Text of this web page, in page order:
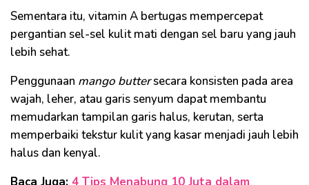
Sementara itu, vitamin A bertugas mempercepat
pergantian sel-sel kulit mati dengan sel baru yang jauh
lebih sehat.
Penggunaan mango buttersecara konsisten pada area
wajah, leher, atau garis senyum dapat membantu
memudarkan tampilan garis halus, kerutan, serta
memperbaiki tekstur kulit yang kasar menjadi jauh lebih
halus dan kenyal.